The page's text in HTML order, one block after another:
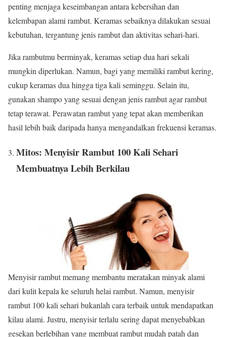
penting menjaga keseimbangan antara kebersihan dan
kelembapan alami rambut. Keramas sebaiknya dilakukan sesuai
kebutuhan, tergantung jenis rambut dan aktivitas sehari-hari.
Jika rambutmu berminyak, keramas setiap dua hari sekali
mungkin diperlukan. Namun, bagi yang memiliki rambut kering,
cukup keramas dua hingga tiga kali seminggu. Selain itu,
gunakan shampo yang sesuai dengan jenis rambut agar rambut
tetap terawat. Perawatan rambut yang tepat akan memberikan
hasil lebih baik daripada hanya mengandalkan frekuensi keramas.
Mitos: Menyisir Rambut 100 Kali Sehari
Membuatnya Lebih Berkilau
Menyisir rambut memang membantu meratakan minyak alami
dari kulit kepala ke seluruh helai rambut. Namun, menyisir
rambut 100 kali sehari bukanlah cara terbaik untuk mendapatkan
kilau alami. Justru, menyisir terlalu sering dapat menyebabkan
gesekan berlebihan yang membuat rambut mudah patah dan